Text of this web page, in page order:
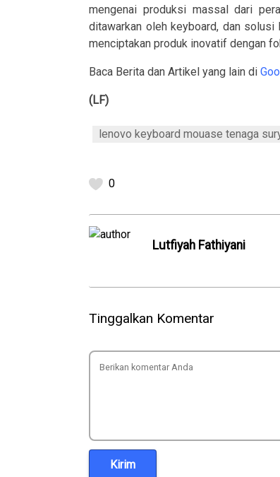
mengenai produksi massal dari
ditawarkan oleh keyboard, dan solusi
menciptakan produk inovatif dengan
Baca Berita dan Artikel yang lain di
(LF)
lenovo keyboard mouase tenaga
0
Lutfiyah Fathiyani
Tinggalkan Komentar
Kirim